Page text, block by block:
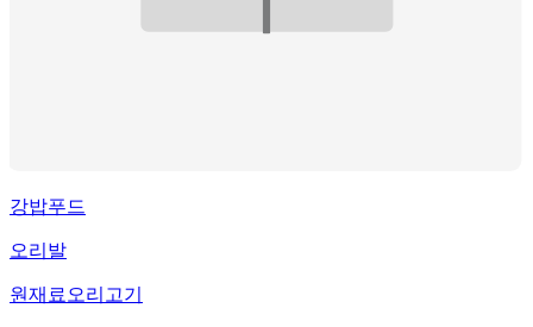
강밥푸드
오리발
원재료 오리고기